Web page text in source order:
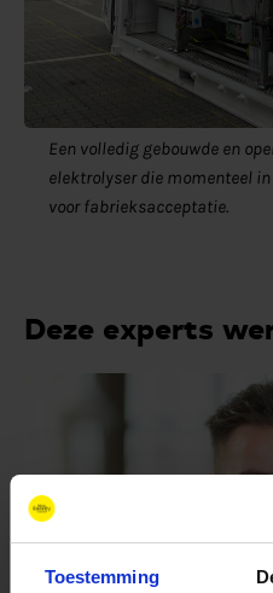
Toestemming
Een volledig gebouwde en
elektrolyser die momenteel
voor fabrieksacceptatie.
Deze experts